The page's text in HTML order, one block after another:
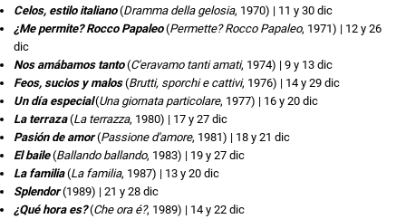
Celos, estilo italiano(Dramma della gelosia, 1970) | 11 y 30 dic
¿Me permite? Rocco Papaleo(Permette? Rocco Papaleo, 1971) | 12 y 26
dic
Nos amábamos tanto(C'eravamo tanti amati, 1974) | 9 y 13 dic
Feos, sucios y malos(Brutti, sporchi e cattivi, 1976) | 14 y 29 dic
Un día especial(Una giornata particolare, 1977) | 16 y 20 dic
La terraza(La terrazza, 1980) | 17 y 27 dic
Pasión de amor(Passione d'amore, 1981) | 18 y 21 dic
El baile(Ballando ballando, 1983) | 19 y 27 dic
La familia(La familia, 1987) | 13 y 20 dic
Splendor(1989) | 21 y 28 dic
¿Qué hora es?(Che ora é?, 1989) | 14 y 22 dic